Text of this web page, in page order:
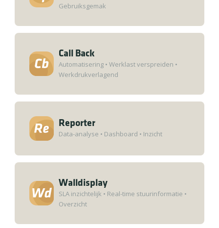
Gebruiksgemak
Call Back
Automatisering • Werklast verspreiden •
Werkdrukverlagend
Reporter
Data-analyse • Dashboard • Inzicht
Walldisplay
SLA inzichtelijk • Real-time stuurinformatie •
Overzicht